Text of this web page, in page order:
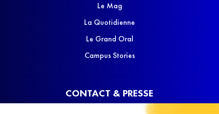
Le Mag
La Quotidienne
Le Grand Oral
Campus Stories
CONTACT & PRESSE